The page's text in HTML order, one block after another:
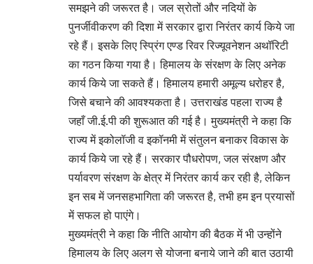
समझने की जरूरत है। जल स्रोतों और नदियों के
पुनर्जीवीकरण की दिशा में सरकार द्वारा निरंतर कार्य किये जा
रहे हैं। इसके लिए स्प्रिंग एण्ड रिवर रिज्यूवनेशन अथॉरिटी
का गठन किया गया है। हिमालय के संरक्षण के लिए अनेक
कार्य किये जा सकते हैं। हिमालय हमारी अमूल्य धरोहर है,
जिसे बचाने की आवश्यकता है। उत्तराखंड पहला राज्य है
जहाँ जी.ई.पी की शुरूआत की गई है। मुख्यमंत्री ने कहा कि
राज्य में इकोलॉजी व इकॉनमी में संतुलन बनाकर विकास के
कार्य किये जा रहे हैं। सरकार पौधरोपण, जल संरक्षण और
पर्यावरण संरक्षण के क्षेत्र में निरंतर कार्य कर रही है, लेकिन
इन सब में जनसहभागिता की जरूरत है, तभी हम इन प्रयासों
में सफल हो पाएंगे।
मुख्यमंत्री ने कहा कि नीति आयोग की बैठक में भी उन्होंने
हिमालय के लिए अलग से योजना बनाये जाने की बात उठायी